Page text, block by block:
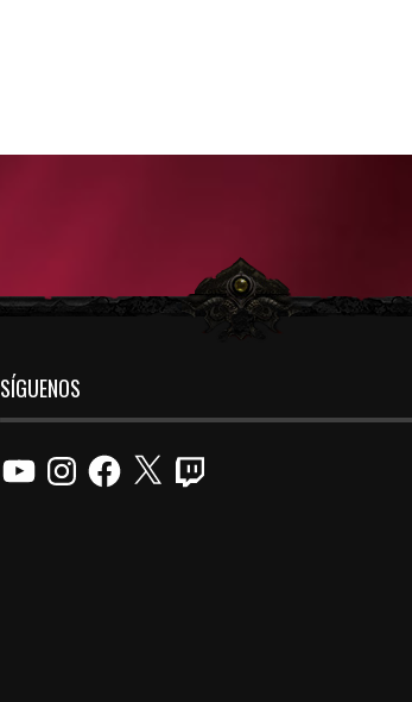
SÍGUENOS
YouTubeInstagramFacebook
X Twitch